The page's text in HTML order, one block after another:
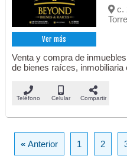
Ver más
c.
Venta y compra de
de bienes raíces, inmobiliaria
Teléfono Celular Compartir
«Anterior 1 2